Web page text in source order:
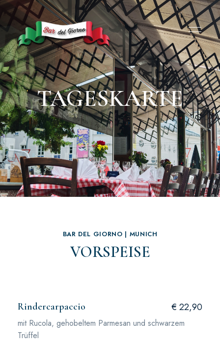
TAGESKARTE
BAR DEL GIORNO | MUNICH
VORSPEISE
Rindercarpaccio € 22,90
mit Rucola, gehobeltem Parmesan und schwarzem
Trüffel